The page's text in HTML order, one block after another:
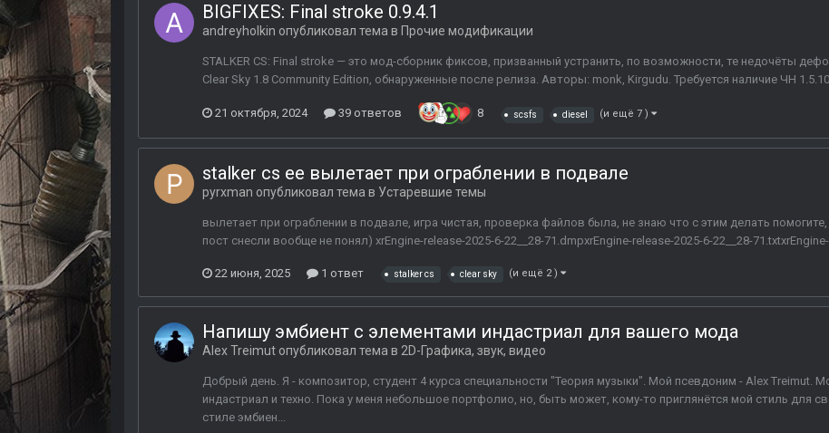
BIGFIXES: Final stroke 0.9.4.1
andreyholkin опубликовал тема в Прочие модификации
STALKER CS: Final stroke — это мод-сборник фиксов, призванный устранить, по возможности, те недочёты
Clear Sky 1.8 Community Edition, обнаруженные после релиза. Авторы: monk, Kirgudu. Требуется наличие ЧН
21 октября, 2024 39 ответов 8 scsfs diesel (и ещё 7 )
stalker cs ee вылетает при ограблении в подвале
pyrxman опубликовал тема в Устаревшие темы
вылетает при ограблении в подвале, игра чистая, проверка файлов была, не знаю что с этим делать
пост снесли вообще не понял) xrEngine-release-2025-6-22__28-71.dmpxrEngine-release-2025-6-22__28-
22 июня, 2025 1 ответ stalker cs clear sky (и ещё 2 )
Напишу эмбиент с элементами индастриал для вашего мода
Alex Treimut опубликовал тема в 2D-Графика, звук, видео
Добрый день. Я - композитор, студент 4 курса специальности "Теория музыки". Мой псевдоним - Alex Treimut.
индастриал и техно. Пока у меня небольшое портфолио, но, быть может, кому-то приглянётся мой стиль для
стиле эмбиен...